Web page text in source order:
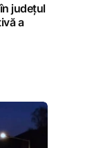
județul
a